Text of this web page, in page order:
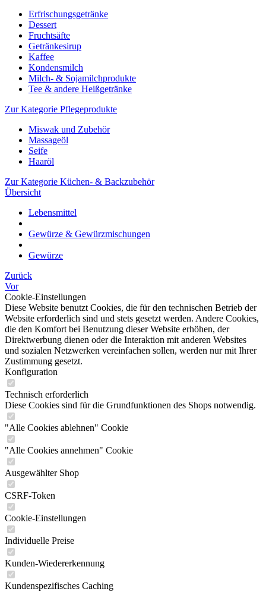
Erfrischungsgetränke
Dessert
Fruchtsäfte
Getränkesirup
Kaffee
Kondensmilch
Milch- & Sojamilchprodukte
Tee & andere Heißgetränke
Zur Kategorie Pflegeprodukte
Miswak und Zubehör
Massageöl
Seife
Haaröl
Zur Kategorie Küchen- & Backzubehör
Übersicht
Lebensmittel
Gewürze & Gewürzmischungen
Gewürze
Zurück
Vor
Cookie-Einstellungen
Diese Website benutzt Cookies, die für den technischen Betrieb der
Website erforderlich sind und stets gesetzt werden. Andere Cookies,
die den Komfort bei Benutzung dieser Website erhöhen, der
Direktwerbung dienen oder die Interaktion mit anderen Websites
und sozialen Netzwerken vereinfachen sollen, werden nur mit Ihrer
Zustimmung gesetzt.
Konfiguration
Technisch erforderlich
Diese Cookies sind für die Grundfunktionen des Shops notwendig.
"Alle Cookies ablehnen" Cookie
"Alle Cookies annehmen" Cookie
Ausgewählter Shop
CSRF-Token
Cookie-Einstellungen
Individuelle Preise
Kunden-Wiedererkennung
Kundenspezifisches Caching